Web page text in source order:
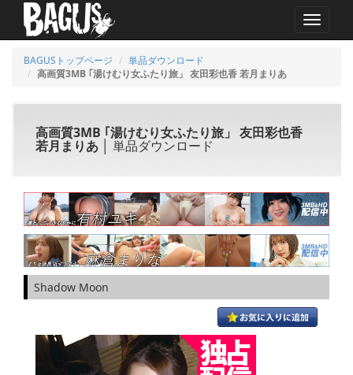
MENU
BAGUSトップページ
単品ダウンロード
高画質3MB ｢湯けむり女ふたり旅」 友田彩也香 若月まりあ
高画質3MB ｢湯けむり女ふたり旅」 友田彩也香
若月まりあ │ 単品ダウンロード
Shadow Moon